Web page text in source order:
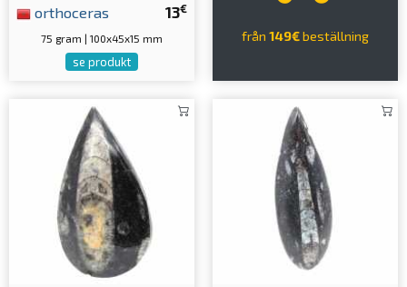
13€
orthoceras
75 gram | 100x45x15 mm
se produkt
från 149€beställning